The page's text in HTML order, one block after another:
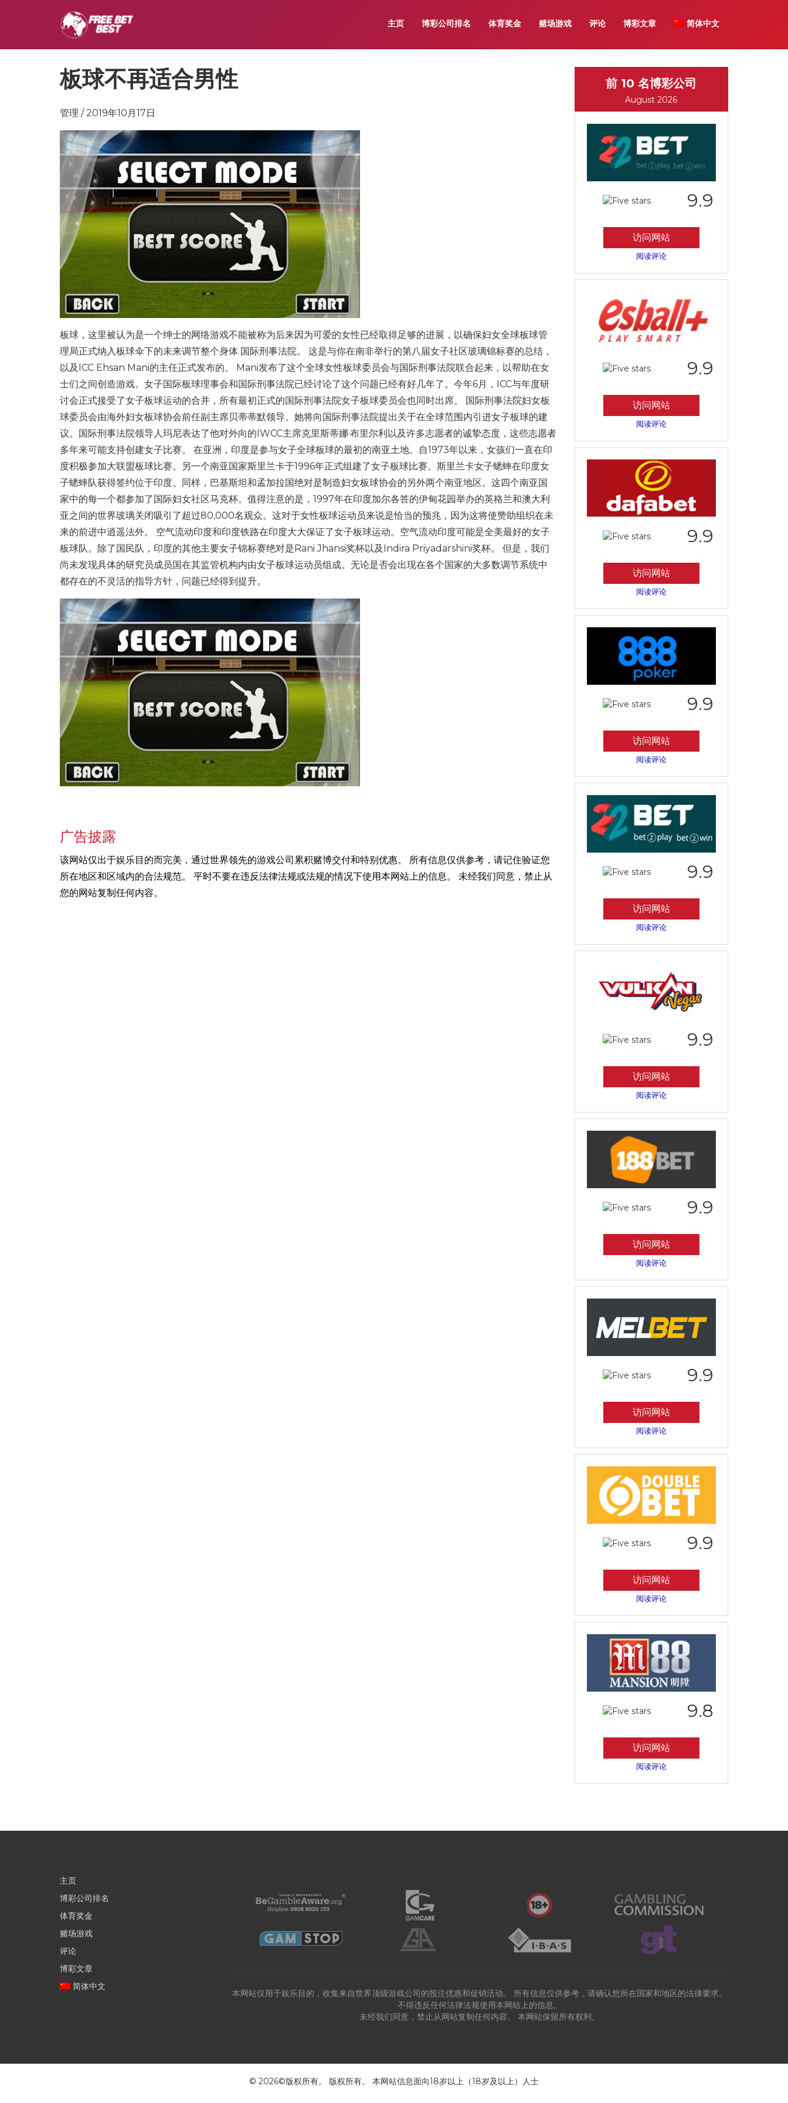
主页 博彩公司排名 体育奖金 赌场游戏 评论 博彩文章 简体中文
板球不再适合男性
管理 / 2019年10月17日
板球，这里被认为是一个绅士的网络游戏不能被称为后来因为可爱的女性已经取得足够的进展，以确保妇女全球板球管
理局正式纳入板球伞下的未来调节整个身体 国际刑事法院。 这是与你在南非举行的第八届女子社区玻璃锦标赛的总结，
以及ICC Ehsan Mani的主任正式发布的。 Mani发布了这个全球女性板球委员会与国际刑事法院联合起来，以帮助在女
士们之间创造游戏。女子国际板球理事会和国际刑事法院已经讨论了这个问题已经有好几年了。今年6月，ICC与年度研
讨会正式接受了女子板球运动的合并，所有最初正式的国际刑事法院女子板球委员会也同时出席。 国际刑事法院妇女板
球委员会由海外妇女板球协会前任副主席贝蒂蒂默领导。她将向国际刑事法院提出关于在全球范围内引进女子板球的建
议。国际刑事法院领导人玛尼表达了他对外向的IWCC主席克里斯蒂娜·布里尔利以及许多志愿者的诚挚态度，这些志愿者
多年来可能支持创建女子比赛。 在亚洲，印度是参与女子全球板球的最初的南亚土地。自1973年以来，女孩们一直在印
度积极参加大联盟板球比赛。另一个南亚国家斯里兰卡于1996年正式组建了女子板球比赛。斯里兰卡女子蟋蟀在印度女
子蟋蟀队获得签约位于印度。同样，巴基斯坦和孟加拉国绝对是制造妇女板球协会的另外两个南亚地区。这四个南亚国
家中的每一个都参加了国际妇女社区马克杯。值得注意的是，1997年在印度加尔各答的伊甸花园举办的英格兰和澳大利
亚之间的世界玻璃关闭吸引了超过80,000名观众。这对于女性板球运动员来说是恰当的预兆，因为这将使赞助组织在未
来的前进中逍遥法外。 空气流动印度和印度铁路在印度大大保证了女子板球运动。空气流动印度可能是全美最好的女子
板球队。除了国民队，印度的其他主要女子锦标赛绝对是Rani Jhansi奖杯以及Indira Priyadarshini奖杯。 但是，我们
尚未发现具体的研究员成员国在其监管机构内由女子板球运动员组成。无论是否会出现在各个国家的大多数调节系统中
都存在的不灵活的指导方针，问题已经得到提升。
广告披露
该网站仅出于娱乐目的而完美，通过世界领先的游戏公司累积赌博交付和特别优惠。 所有信息仅供参考，请记住验证您
所在地区和区域内的合法规范。 平时不要在违反法律法规或法规的情况下使用本网站上的信息。 未经我们同意，禁止从
您的网站复制任何内容。
前 10 名博彩公司
August 2026
9.9
访问网站
阅读评论
9.9
访问网站
阅读评论
9.9
访问网站
阅读评论
9.9
访问网站
阅读评论
9.9
访问网站
阅读评论
9.9
访问网站
阅读评论
9.9
访问网站
阅读评论
9.9
访问网站
阅读评论
9.9
访问网站
阅读评论
9.8
访问网站
阅读评论
主页
博彩公司排名
体育奖金
赌场游戏
评论
博彩文章
简体中文
本网站仅用于娱乐目的，收集来自世界顶级游戏公司的投注优惠和促销活动。 所有信息仅供参考，请确认您所在国家和地区的法律要求。
不得违反任何法律法规使用本网站上的信息。
未经我们同意，禁止从网站复制任何内容。 本网站保留所有权利。
© 2026©版权所有。 版权所有。 本网站信息面向18岁以上（18岁及以上）人士